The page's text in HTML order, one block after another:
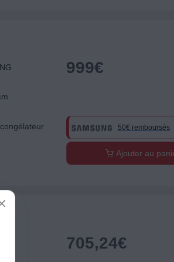
999€
50€ remboursés
Ajouter au
705,24€